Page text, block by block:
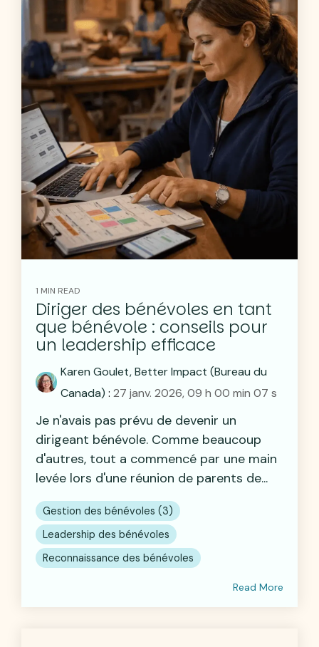
1 MIN READ
Diriger des bénévoles en tant
que bénévole : conseils pour
un leadership efficace
Karen Goulet, Better Impact (Bureau du
Canada) : 27 janv. 2026, 09 h 00 min 07 s
Je n'avais pas prévu de devenir un
dirigeant bénévole. Comme beaucoup
d'autres, tout a commencé par une main
levée lors d'une réunion de parents de...
Gestion des bénévoles (3)
Leadership des bénévoles
Reconnaissance des bénévoles
Read More